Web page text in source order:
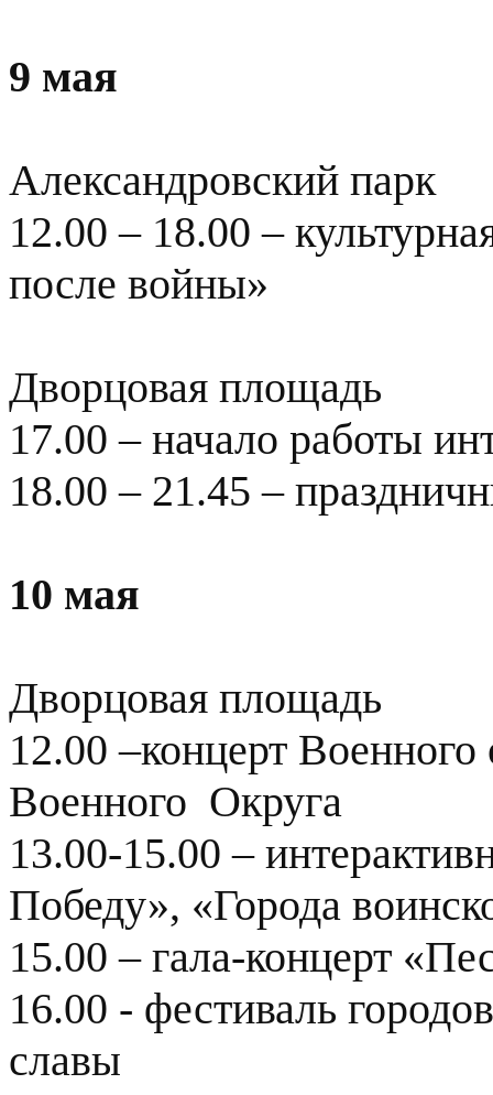
9 мая
Александровский парк
12.00 – 18.00 –
после войны»
Дворцовая площадь
17.00 – начало работы
18.00 – 21.45 –
10 мая
Дворцовая площадь
12.00 –концерт
Военного Округа
13.00-15.00 –
Победу», «Города
15.00 – гала-концерт
16.00 - фестиваль
славы